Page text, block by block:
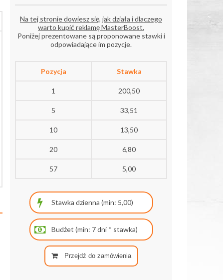
Na tej stronie dowiesz się, jak działa i dlaczego
warto kupić reklamę MasterBoost.
Poniżej prezentowane są proponowane stawki i
odpowiadające im pozycje.
Pozycja Stawka
1 200,50
5 33,51
10 13,50
20 6,80
57 5,00
Przejdź do zamówienia